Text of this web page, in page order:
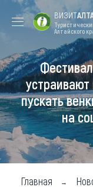
Форум VISIT
ALTAI
Туры
Где
Чем
Где
ВИЗИТ
Алтайского
пускать
на
Главная